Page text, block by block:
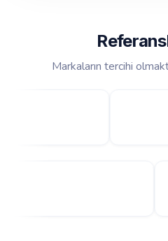
Markaların tercihi